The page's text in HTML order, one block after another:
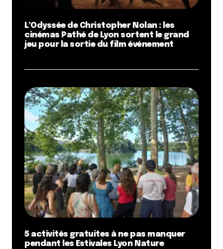
L’Odyssée de Christopher Nolan : les
cinémas Pathé de Lyon sortent le grand
jeu pour la sortie du film événement
5 activités gratuites à ne pas manquer
pendant les Estivales Lyon Nature